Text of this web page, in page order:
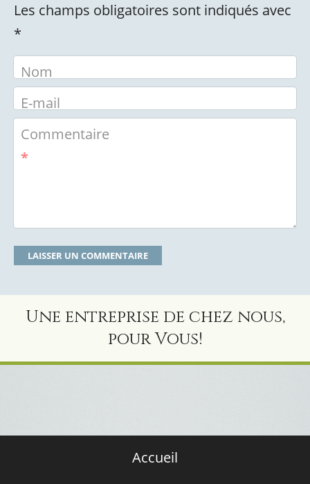
Les champs obligatoires sont indiqués avec
*
Nom
E-mail
Commentaire
*
Une entreprise de chez nous,
pour Vous!
Accueil